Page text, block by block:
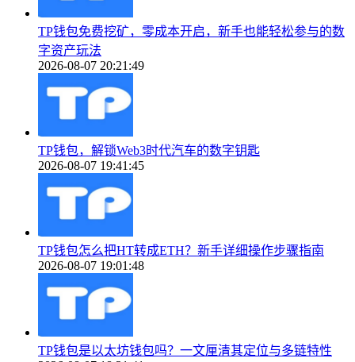
TP钱包免费挖矿，零成本开启，新手也能轻松参与的数
字资产玩法
2026-08-07 20:21:49
TP钱包，解锁Web3时代汽车的数字钥匙
2026-08-07 19:41:45
TP钱包怎么把HT转成ETH？新手详细操作步骤指南
2026-08-07 19:01:48
TP钱包是以太坊钱包吗？一文厘清其定位与多链特性